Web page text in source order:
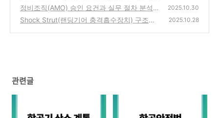
의사항: 구조적 특성과 정비 실제
(0)
정비조직(AMO) 승인 요건과 실무 절차 분석
(0)
2025.10.30
Shock Strut(랜딩기어 충격흡수장치) 구조와
2025.10.28
관련글